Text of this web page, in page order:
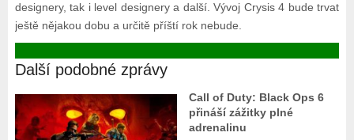
designery, tak i level designery a další. Vývoj Crysis 4 bude trvat
ještě nějakou dobu a určitě příští rok nebude.
Další podobné zprávy
Call of Duty: Black Ops 6
přináší zážitky plné
adrenalinu